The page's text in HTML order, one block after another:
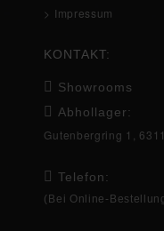
> Impressum
KONTAKT:
Showrooms
Abhollager:
Gutenbergring 1,
Telefon:
(Bei Online-